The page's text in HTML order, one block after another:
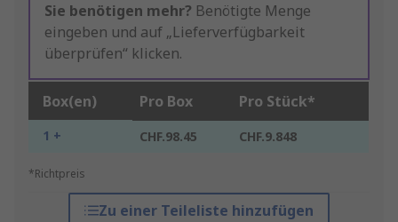
Sie benötigen mehr? Benötigte Menge
eingeben und auf „Lieferverfügbarkeit
überprüfen“ klicken.
Box(en) Pro Box Pro Stück*
1 + CHF.98.45 CHF.9.848
*Richtpreis
Zu einer Teileliste hinzufügen